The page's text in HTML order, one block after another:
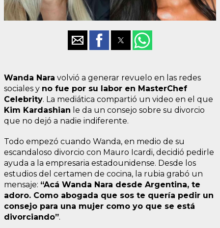
Wanda Nara volvió a generar revuelo en las redes
sociales y no fue por su labor en MasterChef
Celebrity. La mediática compartió un video en el que
Kim Kardashian le da un consejo sobre su divorcio
que no dejó a nadie indiferente.
Todo empezó cuando Wanda, en medio de su
escandaloso divorcio con Mauro Icardi, decidió pedirle
ayuda a la empresaria estadounidense. Desde los
estudios del certamen de cocina, la rubia grabó un
mensaje: “Acá Wanda Nara desde Argentina, te
adoro. Como abogada que sos te quería pedir un
consejo para una mujer como yo que se está
divorciando”.